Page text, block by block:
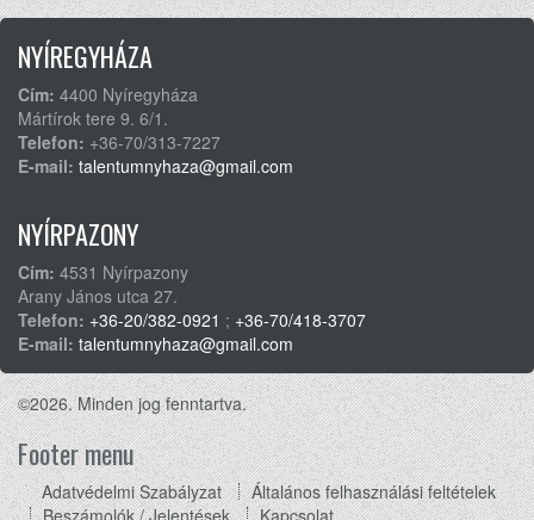
NYÍREGYHÁZA
Cím: 4400 Nyíregyháza
Mártírok tere 9. 6/1.
Telefon: +36-70/313-7227
E-mail: talentumnyhaza@gmail.com
NYÍRPAZONY
Cím: 4531 Nyírpazony
Arany János utca 27.
Telefon: +36-20/382-0921 ; +36-70/418-3707
E-mail: talentumnyhaza@gmail.com
©2026. Minden jog fenntartva.
Footer menu
Adatvédelmi Szabályzat
Általános felhasználási feltételek
Beszámolók / Jelentések
Kapcsolat